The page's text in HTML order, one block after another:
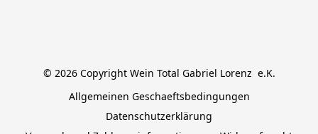
© 2026 Copyright Wein Total Gabriel Lorenz  e.K.
Allgemeinen Geschaeftsbedingungen
Datenschutzerklärung